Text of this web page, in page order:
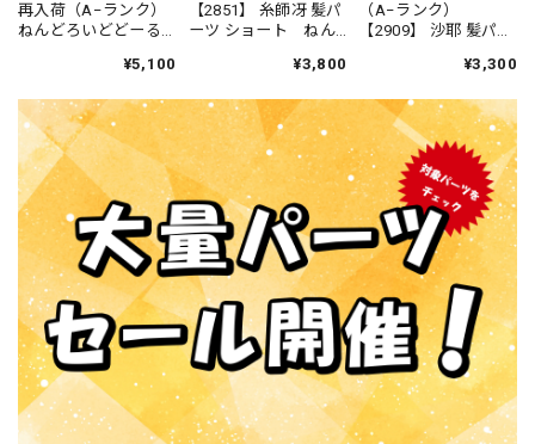
再入荷（A−ランク）
ねんどろいどどーる
レッティ 髪パーツ お
¥5,100
【2851】 糸師冴 髪パ
ーツ ショート ねん
¥3,800
（A−ランク）
【2909】 沙耶 髪パー
¥3,300